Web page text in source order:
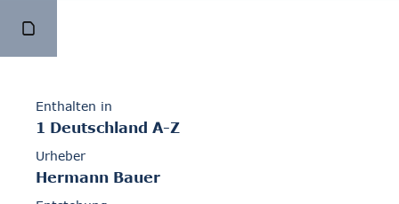
Enthalten in
1 Deutschland A-Z
Urheber
Hermann Bauer